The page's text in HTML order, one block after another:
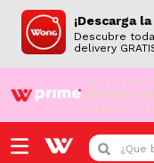
¡Descarga
Descubre
delivery
¡Aún no eres
DESPACHO
¿Que